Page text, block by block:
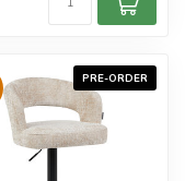
PRE-ORDER